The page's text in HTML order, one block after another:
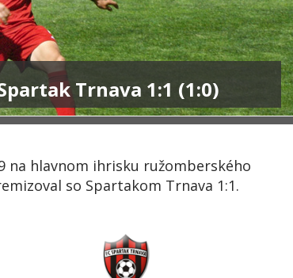
Trnava 1:1 (1:0)
na hlavnom ihrisku ružomberského
so Spartakom Trnava 1:1.